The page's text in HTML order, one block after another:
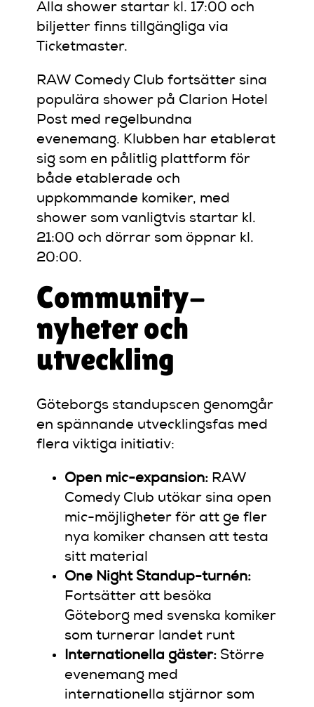
Alla shower startar kl. 17:00 och
biljetter finns tillgängliga via
Ticketmaster.
RAW Comedy Club fortsätter sina
populära shower på Clarion Hotel
Post med regelbundna
evenemang. Klubben har etablerat
sig som en pålitlig plattform för
både etablerade och
uppkommande komiker, med
shower som vanligtvis startar kl.
21:00 och dörrar som öppnar kl.
20:00.
Community-
nyheter och
utveckling
Göteborgs standupscen genomgår
en spännande utvecklingsfas med
flera viktiga initiativ:
Open mic-expansion: RAW
Comedy Club utökar sina open
mic-möjligheter för att ge fler
nya komiker chansen att testa
sitt material
One Night Standup-turnén:
Fortsätter att besöka
Göteborg med svenska komiker
som turnerar landet runt
Internationella gäster: Större
evenemang med
internationella stjärnor som